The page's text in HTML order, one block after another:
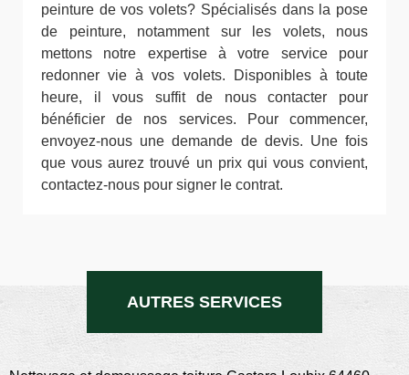
peinture de vos volets? Spécialisés dans la pose
de peinture, notamment sur les volets, nous
mettons notre expertise à votre service pour
redonner vie à vos volets. Disponibles à toute
heure, il vous suffit de nous contacter pour
bénéficier de nos services. Pour commencer,
envoyez-nous une demande de devis. Une fois
que vous aurez trouvé un prix qui vous convient,
contactez-nous pour signer le contrat.
AUTRES SERVICES